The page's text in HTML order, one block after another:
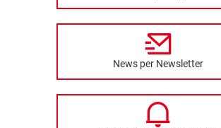
News per Newsletter